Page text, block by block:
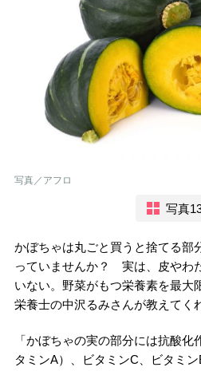
写真／アフロ
写真
かぼちゃは丸ごと買うと捨てる
っていませんか？ 実は、皮やわ
いない。野菜がもつ栄養素を最大
栄養士の中沢るみさんが教えてく
「かぼちゃの実の部分には抗酸
タミンA）、ビタミンC、ビタミ